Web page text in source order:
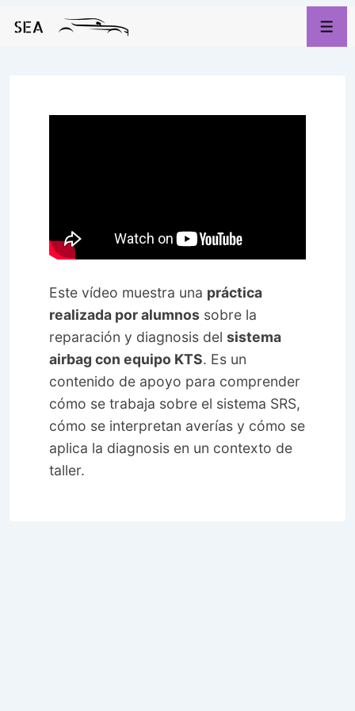
Saltar
Este vídeo muestra una práctica
realizada por alumnos sobre la
reparación y diagnosis del sistema
airbag con equipo KTS. Es un
contenido de apoyo para comprender
cómo se trabaja sobre el sistema SRS,
cómo se interpretan averías y cómo se
aplica la diagnosis en un contexto de
taller.